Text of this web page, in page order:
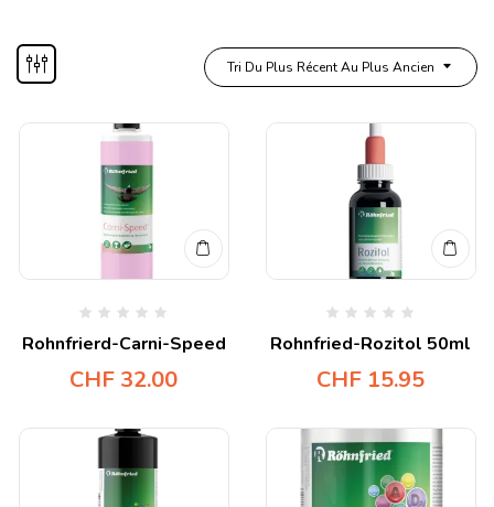
Tri Du Plus Récent Au Plus Ancien
Rohnfrierd-Carni-Speed
CHF 32.00
Rohnfried-Rozitol 50ml
CHF 15.95